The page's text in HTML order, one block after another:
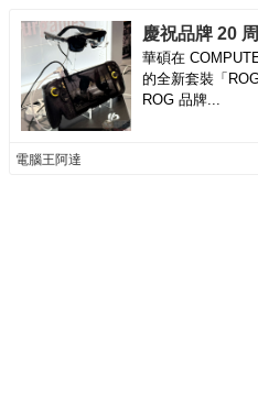
華碩在
的全新套裝「
ROG 品牌...
電腦王阿達